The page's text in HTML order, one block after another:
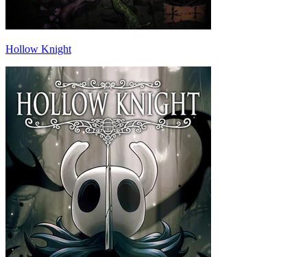
Hollow Knight